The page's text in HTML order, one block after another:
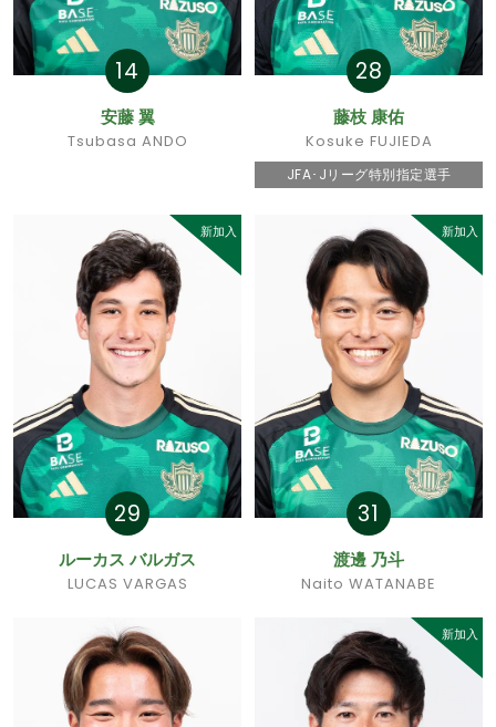
14
安藤 翼
Tsubasa ANDO
28
藤枝 康佑
Kosuke FUJIEDA
JFA･Jリーグ特別指定選手
新加入
29
ルーカス バルガス
LUCAS VARGAS
新加入
31
渡邊 乃斗
Naito WATANABE
新加入